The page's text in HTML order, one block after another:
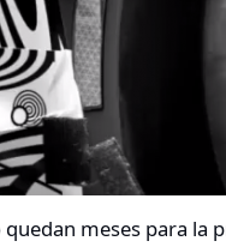
meses para la